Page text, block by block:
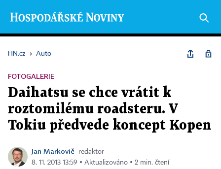
HN.cz › Auto
FOTOGALERIE
Daihatsu se chce vrátit k
roztomilému roadsteru. V
Tokiu předvede koncept Kopen
Jan Markovič
redaktor
8. 11. 2013 13:59 ▪ Aktualizováno ▪ 2 min. čtení